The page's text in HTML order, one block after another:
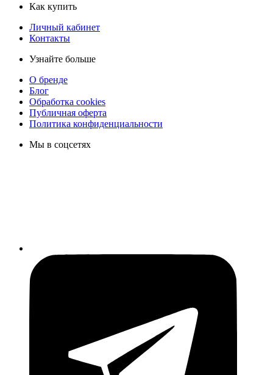
Как купить
Личный кабинет
Контакты
Узнайте больше
О бренде
Блог
Обработка cookies
Публичная оферта
Политика конфиденциальности
Мы в соцсетях